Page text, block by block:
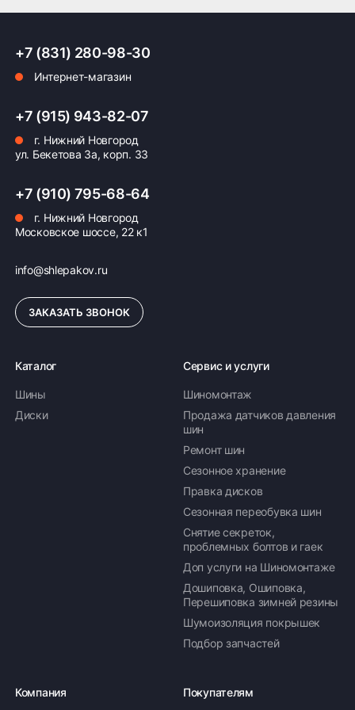
Оплата заказа
Возможна картой, наличными при получении,
также доступно оформление кредита и
+7 (831) 280-98-30
Интернет-магазин
+7 (915) 943-82-07
г. Нижний Новгород
ул. Бекетова 3а, корп. 33
+7 (910) 795-68-64
г. Нижний Новгород
Московское шоссе, 22 к1
info@shlepakov.ru
ЗАКАЗАТЬ ЗВОНОК
Каталог
Шины
Диски
Сервис и услуги
Шиномонтаж
Продажа датчиков давления
шин
Ремонт шин
Сезонное хранение
Правка дисков
Сезонная переобувка шин
Снятие секреток,
проблемных болтов и гаек
Доп услуги на Шиномонтаже
Дошиповка, Ошиповка,
Перешиповка зимней резины
Шумоизоляция покрышек
Подбор запчастей
Компания Покупателям